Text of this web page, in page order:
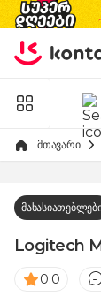
Skip to
მთავარი
Logitech
0.0